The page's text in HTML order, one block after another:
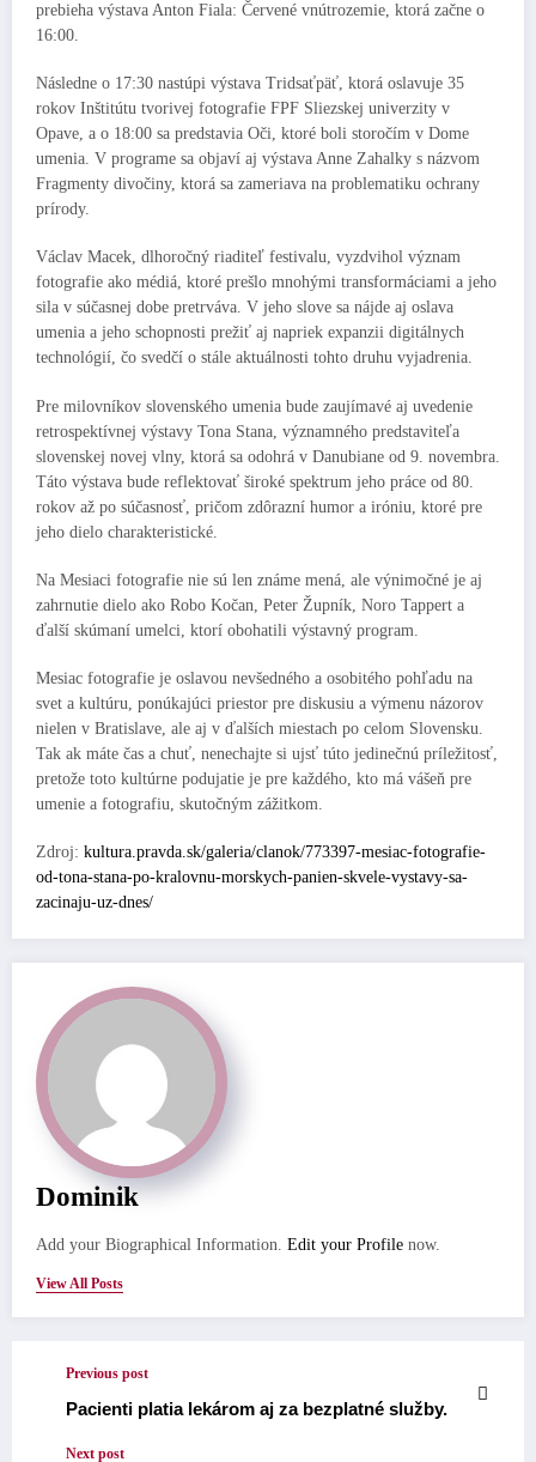
prebieha výstava Anton Fiala: Červené vnútrozemie, ktorá začne o
16:00.
Následne o 17:30 nastúpi výstava Tridsaťpäť, ktorá oslavuje 35
rokov Inštitútu tvorivej fotografie FPF Sliezskej univerzity v
Opave, a o 18:00 sa predstavia Oči, ktoré boli storočím v Dome
umenia. V programe sa objaví aj výstava Anne Zahalky s názvom
Fragmenty divočiny, ktorá sa zameriava na problematiku ochrany
prírody.
Václav Macek, dlhoročný riaditeľ festivalu, vyzdvihol význam
fotografie ako médiá, ktoré prešlo mnohými transformáciami a jeho
sila v súčasnej dobe pretrváva. V jeho slove sa nájde aj oslava
umenia a jeho schopnosti prežiť aj napriek expanzii digitálnych
technológií, čo svedčí o stále aktuálnosti tohto druhu vyjadrenia.
Pre milovníkov slovenského umenia bude zaujímavé aj uvedenie
retrospektívnej výstavy Tona Stana, významného predstaviteľa
slovenskej novej vlny, ktorá sa odohrá v Danubiane od 9. novembra.
Táto výstava bude reflektovať široké spektrum jeho práce od 80.
rokov až po súčasnosť, pričom zdôrazní humor a iróniu, ktoré pre
jeho dielo charakteristické.
Na Mesiaci fotografie nie sú len známe mená, ale výnimočné je aj
zahrnutie dielo ako Robo Kočan, Peter Župník, Noro Tappert a
ďalší skúmaní umelci, ktorí obohatili výstavný program.
Mesiac fotografie je oslavou nevšedného a osobitého pohľadu na
svet a kultúru, ponúkajúci priestor pre diskusiu a výmenu názorov
nielen v Bratislave, ale aj v ďalších miestach po celom Slovensku.
Tak ak máte čas a chuť, nenechajte si ujsť túto jedinečnú príležitosť,
pretože toto kultúrne podujatie je pre každého, kto má vášeň pre
umenie a fotografiu, skutočným zážitkom.
Zdroj: kultura.pravda.sk/galeria/clanok/773397-mesiac-fotografie-
od-tona-stana-po-kralovnu-morskych-panien-skvele-vystavy-sa-
zacinaju-uz-dnes/
Dominik
Add your Biographical Information. Edit your Profile now.
View All Posts
Previous post
Pacienti platia lekárom aj za bezplatné služby.
Next post